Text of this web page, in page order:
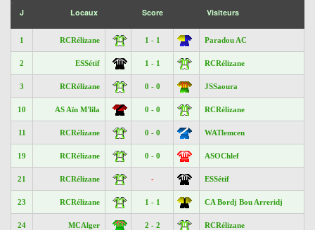
J Locaux Score Visiteurs
1 RCRélizane 1 - 1 Paradou AC
2 ESSétif 1 - 1 RCRélizane
3 RCRélizane 0 - 0 JSSaoura
10 AS Aïn M'lila 0 - 0 RCRélizane
11 RCRélizane 0 - 0 WATlemcen
19 RCRélizane 0 - 0 ASOChlef
21 RCRélizane - ESSétif
23 RCRélizane 1 - 1 CA Bordj Bou Arreridj
24 MCAlger 2 - 2 RCRélizane